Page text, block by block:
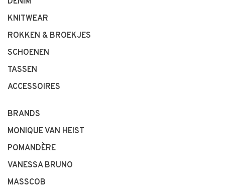
KNITWEAR
ROKKEN & BROEKJES
SCHOENEN
TASSEN
ACCESSOIRES
BRANDS
MONIQUE VAN HEIST
POMANDÈRE
VANESSA BRUNO
MASSCOB